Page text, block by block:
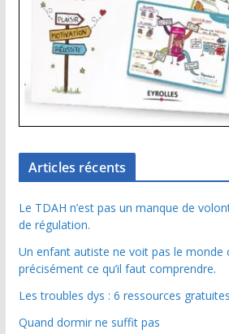
Articles récents
Le TDAH n’est pas un manque de
de régulation.
Un enfant autiste ne voit pas le monde
précisément ce qu’il faut comprendre.
Les troubles dys : 6 ressources
Quand dormir ne suffit pas